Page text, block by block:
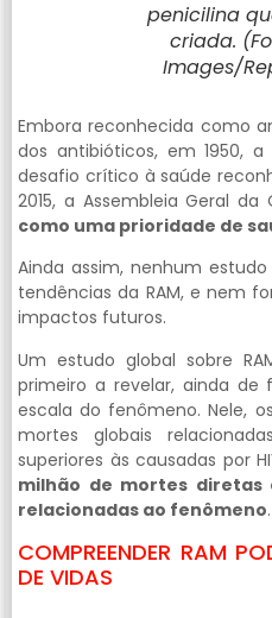
penicilina
criada.
Images/
Embora reconhecida como
dos antibióticos, em 1950,
desafio crítico à saúde
2015, a Assembleia Geral
como uma prioridade de
Ainda assim, nenhum
tendências da RAM, e nem
impactos futuros.
Um estudo global sobre
primeiro a revelar, ainda de
escala do fenômeno. Nele,
mortes globais
superiores às causadas por
milhão de mortes diretas
relacionadas ao fenômeno.
COMPREENDER RAM
DE VIDAS